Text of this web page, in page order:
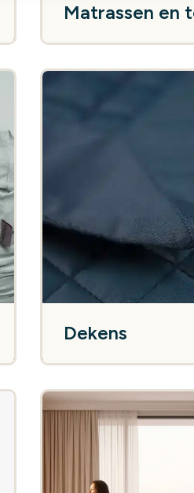
Matrassen en
Dekens